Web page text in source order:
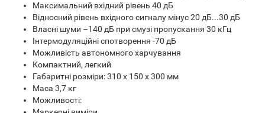
Максимальний вхідний рівень 40 дБ
Відносний рівень вхідного сигналу мінус 20 дБ...30 дБ
Власні шуми –140 дБ при смузі пропускання 30 кГц
Інтермодуляційні спотворення -70 дБ
Можливість автономного харчування
Компактний, легкий
Габаритні розміри: 310 х 150 х 300 мм
Маса 3,7 кг
Можливості: